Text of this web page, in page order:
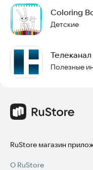
Coloring
Детские
Полезные
RuStore магазин
О RuStore